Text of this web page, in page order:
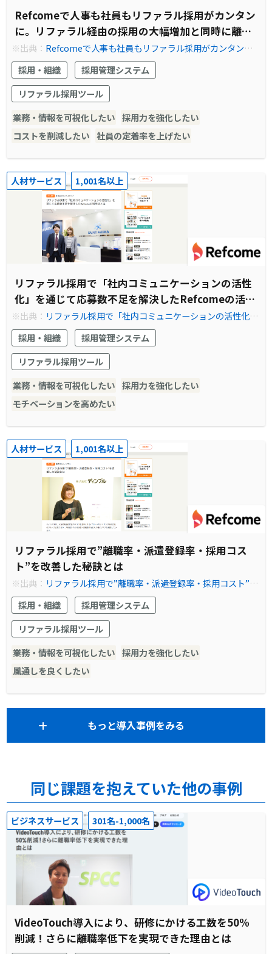
Refcomeで人事も社員もリファラル採用がカンタン
に。リファラル経由の採用の大幅増加と同時に離職
率低下・採用コスト削減も実現
※出典： Refcomeで人事も社員もリファラル採用がカンタン
に。リファラル経由の採用の大幅増加と同時に離職率低下・採用
コスト削減も実現 | Refcome (リフカム) - リファラル採用を見え
る化し、共にカイゼンする伴走型サービス
採用・組織
採用管理システム
リファラル採用ツール
業務・情報を可視化したい 採用力を強化したい
コストを削減したい 社員の定着率を上げたい
人材サービス 1,001名以上
リファラル採用で「社内コミュニケーションの活性
化」を通じて応募数不足を解決したRefcomeの活用
法とは
※出典： リファラル採用で「社内コミュニケーションの活性化」
を通じて応募数不足を解決したRefcomeの活用法とは | Refcom
e (リフカム) - リファラル採用を見える化し、共にカイゼンする
伴走型サービス
採用・組織
採用管理システム
リファラル採用ツール
業務・情報を可視化したい 採用力を強化したい
モチベーションを高めたい
人材サービス 1,001名以上
リファラル採用で”離職率・派遣登録率・採用コス
ト”を改善した秘訣とは
※出典： リファラル採用で”離職率・派遣登録率・採用コスト”を
改善した秘訣とは | Refcome (リフカム) - リファラル採用を見え
る化し、共にカイゼンする伴走型サービス
採用・組織
採用管理システム
リファラル採用ツール
業務・情報を可視化したい 採用力を強化したい
風通しを良くしたい
もっと導入事例をみる
同じ課題を抱えていた他の事例
ビジネスサービス 301名-1,000名
VideoTouch導入により、研修にかける工数を50%
削減！さらに離職率低下を実現できた理由とは